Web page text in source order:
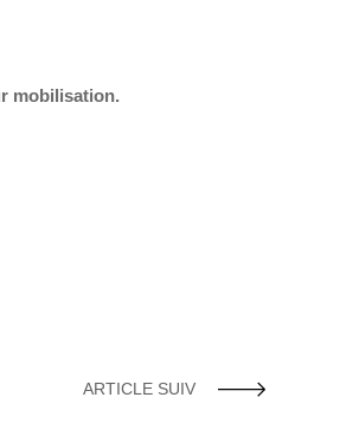
mobilisation.
ARTICLE SUIV